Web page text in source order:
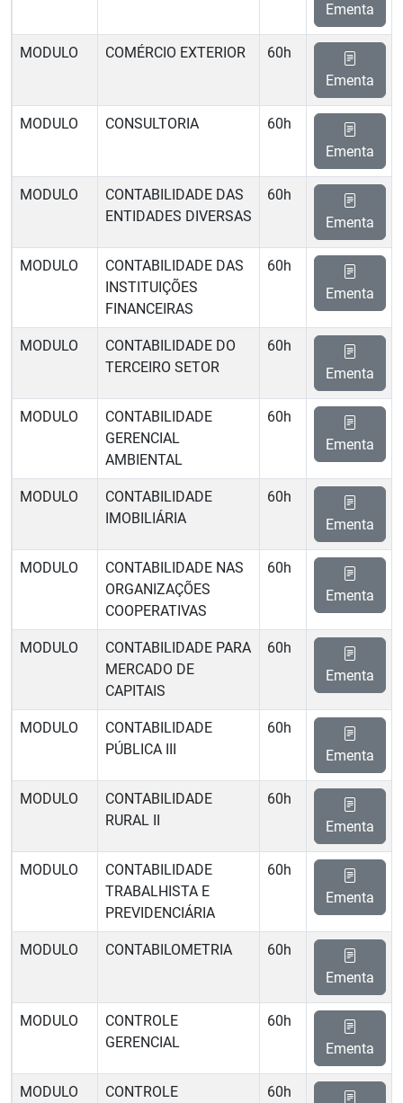
Ementa
MODULO COMÉRCIO EXTERIOR
60h
Ementa
MODULO CONSULTORIA
60h
Ementa
MODULO
CONTABILIDADE DAS
ENTIDADES DIVERSAS
60h
Ementa
MODULO
CONTABILIDADE DAS
INSTITUIÇÕES
FINANCEIRAS
60h
Ementa
MODULO
CONTABILIDADE DO
TERCEIRO SETOR
60h
Ementa
MODULO
CONTABILIDADE
GERENCIAL
AMBIENTAL
60h
Ementa
MODULO
CONTABILIDADE
IMOBILIÁRIA
60h
Ementa
MODULO
CONTABILIDADE NAS
ORGANIZAÇÕES
COOPERATIVAS
60h
Ementa
MODULO
CONTABILIDADE PARA
MERCADO DE
CAPITAIS
60h
Ementa
MODULO
CONTABILIDADE
PÚBLICA III
60h
Ementa
MODULO
CONTABILIDADE
RURAL II
60h
Ementa
MODULO
CONTABILIDADE
TRABALHISTA E
PREVIDENCIÁRIA
60h
Ementa
MODULO CONTABILOMETRIA
60h
Ementa
MODULO
CONTROLE
GERENCIAL
60h
Ementa
MODULO CONTROLE 60h